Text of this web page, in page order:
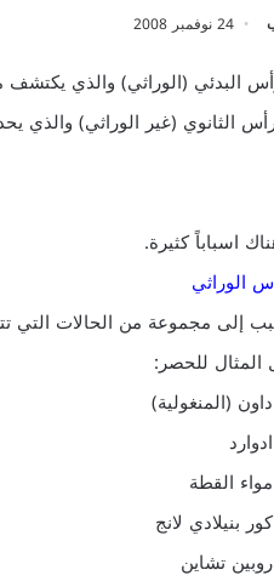
24 نوفمبر 2008
اسباباً كثيرة.
إلى مجموعة من الحالات التي
للحصر: